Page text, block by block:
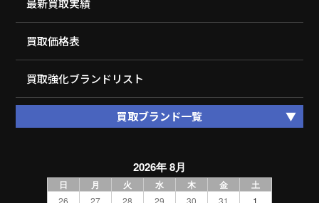
最新買取実績
買取価格表
買取強化ブランドリスト
買取ブランド一覧
2026年 8月
日 月 火 水 木 金 土
26 27 28 29 30 31 1